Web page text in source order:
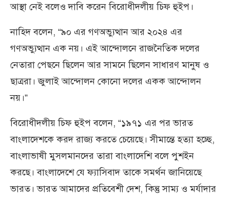
আস্থা নেই বলেও দাবি করেন বিরোধীদলীয় চিফ হুইপ।
নাহিদ বলেন, “৯০ এর গণঅভ্যুত্থান আর ২০২৪ এর
গণঅভ্যুত্থান এক নয়। এই আন্দোলনে রাজনৈতিক দলের
নেতারা পেছনে ছিলেন আর সামনে ছিলেন সাধারণ মানুষ ও
ছাত্ররা। জুলাই আন্দোলন কোনো দলের একক আন্দোলন
নয়।”
বিরোধীদলীয় চিফ হুইপ বলেন, “১৯৭১ এর পর ভারত
বাংলাদেশকে করদ রাজ্য করতে চেয়েছে। সীমান্তে হত্যা হচ্ছে,
বাংলাভাষী মুসলমানদের তারা বাংলাদেশি বলে পুশইন
করছে। বাংলাদেশে যে ফ্যাসিবাদ তাকে সমর্থন জানিয়েছে
ভারত। ভারত আমাদের প্রতিবেশী দেশ, কিন্তু সাম্য ও মর্যাদার